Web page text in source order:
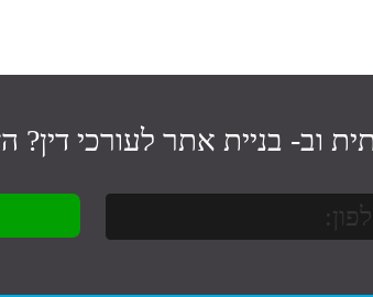
וב- בניית אתר לעורכי דין?